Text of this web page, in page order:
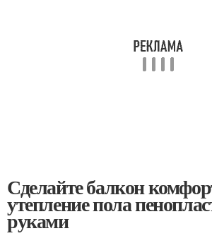
Сделайте балкон
утепление пола
руками